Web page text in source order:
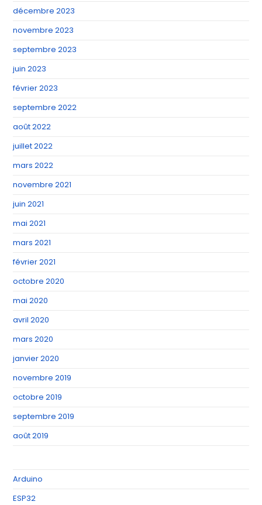
décembre 2023
novembre 2023
septembre 2023
juin 2023
février 2023
septembre 2022
août 2022
juillet 2022
mars 2022
novembre 2021
juin 2021
mai 2021
mars 2021
février 2021
octobre 2020
mai 2020
avril 2020
mars 2020
janvier 2020
novembre 2019
octobre 2019
septembre 2019
août 2019
Arduino
ESP32